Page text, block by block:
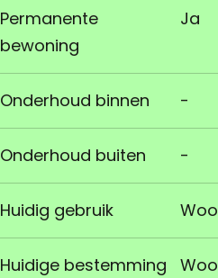
Permanente
bewoning
Ja
Onderhoud binnen -
Onderhoud buiten -
Huidig gebruik
Huidige bestemming